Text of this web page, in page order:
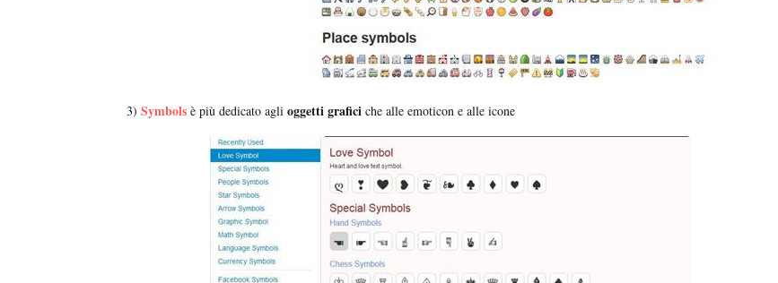
3) Symbols è più dedicato agli oggetti grafici che alle emoticon e alle icone